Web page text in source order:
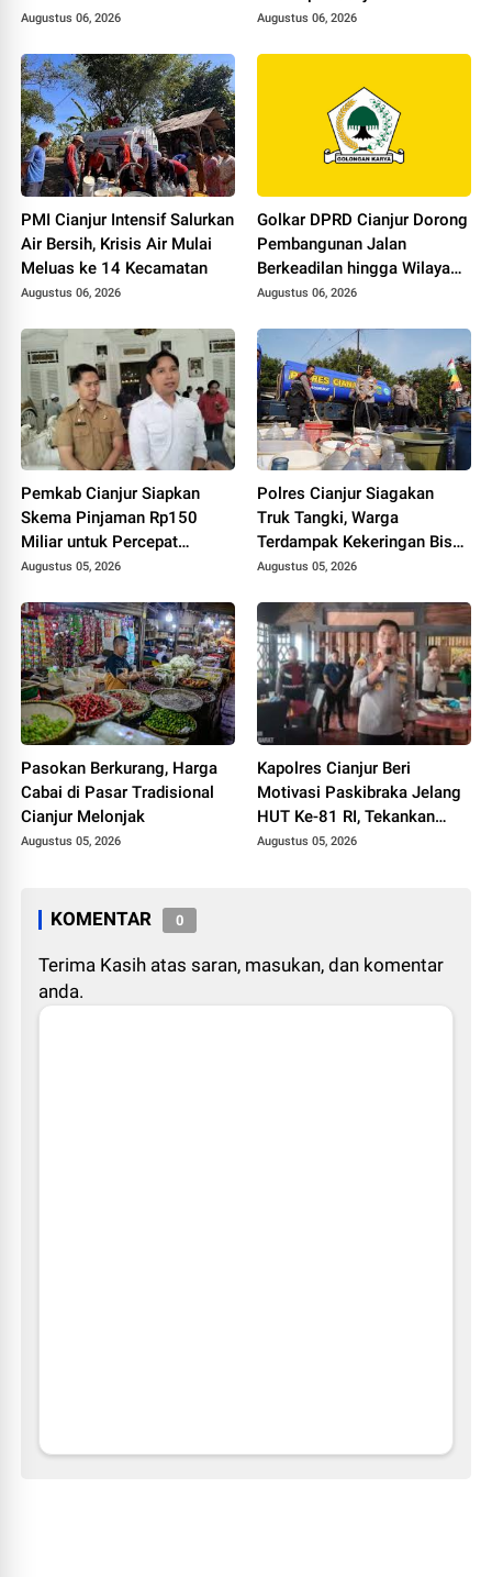
Warga Miskin
Augustus 06, 2026
dan Destinasi Baru
Augustus 06, 2026
PMI Cianjur Intensif Salurkan
Air Bersih, Krisis Air Mulai
Meluas ke 14 Kecamatan
Augustus 06, 2026
Golkar DPRD Cianjur Dorong
Pembangunan Jalan
Berkeadilan hingga Wilayah
Selatan
Augustus 06, 2026
Pemkab Cianjur Siapkan
Skema Pinjaman Rp150
Miliar untuk Percepat
Pembangunan Infrastruktur
Augustus 05, 2026
Polres Cianjur Siagakan
Truk Tangki, Warga
Terdampak Kekeringan Bisa
Minta Air Bersih Lewat Call
Augustus 05, 2026
Pasokan Berkurang, Harga
Cabai di Pasar Tradisional
Cianjur Melonjak
Augustus 05, 2026
Kapolres Cianjur Beri
Motivasi Paskibraka Jelang
HUT Ke-81 RI, Tekankan
Disiplin dan Jiwa
Augustus 05, 2026
KOMENTAR 0
Terima Kasih atas saran, masukan, dan komentar
anda.